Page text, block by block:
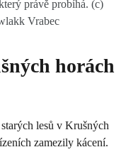
právě probíhá. (c)
Vrabec
horách
lesů v Krušných
zamezily kácení.